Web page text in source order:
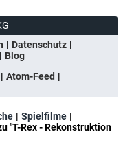
Datenschutz
Blog
Atom-Feed
Spielfilme
"T-Rex - Rekonstruktion